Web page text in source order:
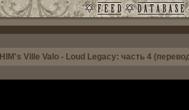
HIM's Ville Valo - Loud Legacy: часть 4